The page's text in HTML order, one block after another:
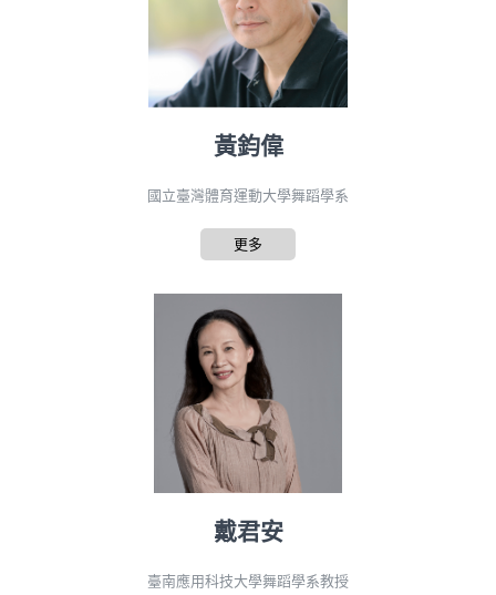
黃鈞偉
國立臺灣體育運動大學舞蹈學系
更多
戴君安
臺南應用科技大學舞蹈學系教授